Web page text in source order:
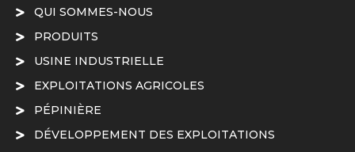
QUI SOMMES-NOUS
PRODUITS
USINE INDUSTRIELLE
EXPLOITATIONS AGRICOLES
PÉPINIÈRE
DÉVELOPPEMENT DES EXPLOITATIONS